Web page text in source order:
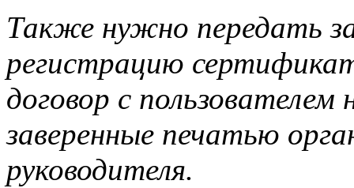
Также нужно передать
регистрацию
договор с пользователем
заверенные печатью
руководителя.